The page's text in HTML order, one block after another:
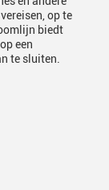
op te
biedt
een
te sluiten.